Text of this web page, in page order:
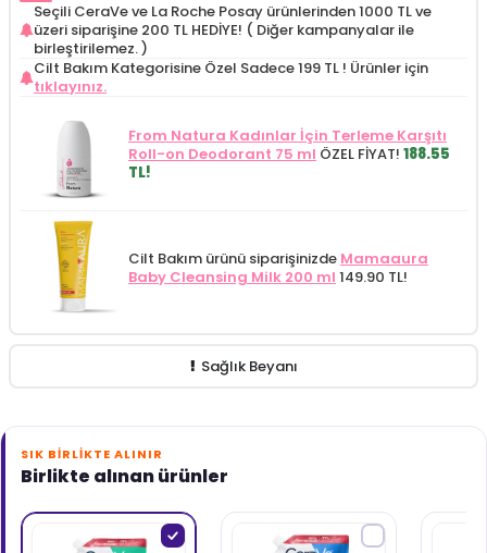
Seçili CeraVe ve La Roche Posay ürünlerinden 1000 TL ve
üzeri siparişine 200 TL HEDİYE! ( Diğer kampanyalar ile
birleştirilemez. )
Cilt Bakım Kategorisine Özel Sadece 199 TL ! Ürünler için
tıklayınız.
From Natura Kadınlar İçin Terleme Karşıtı
Roll-on Deodorant 75 ml ÖZEL FİYAT! 188.55
TL!
Cilt Bakım ürünü siparişinizde Mamaaura
Baby Cleansing Milk 200 ml 149.90 TL!
Sağlık Beyanı
SIK BIRLIKTE ALINIR
Birlikte alınan ürünler